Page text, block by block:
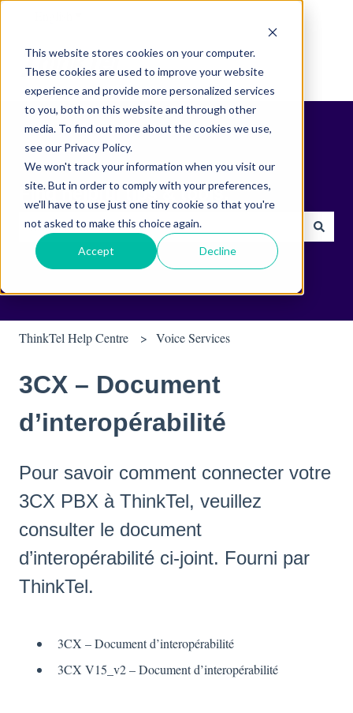
This website stores cookies on your computer.
These cookies are used to improve your website
experience and provide more personalized services
to you, both on this website and through other
media. To find out more about the cookies we use,
see our Privacy Policy.
We won't track your information when you visit our
site. But in order to comply with your preferences,
we'll have to use just one tiny cookie so that you're
not asked to make this choice again.
Accept Decline
Find helpful tips & tools.
There are no suggestions because the search field is empty.
ThinkTel Help Centre Voice Services
3CX – Document
d’interopérabilité
Pour savoir comment connecter votre
3CX PBX à ThinkTel, veuillez
consulter le document
d’interopérabilité ci-joint. Fourni par
ThinkTel.
3CX – Document d’interopérabilité
3CX V15_v2 – Document d’interopérabilité